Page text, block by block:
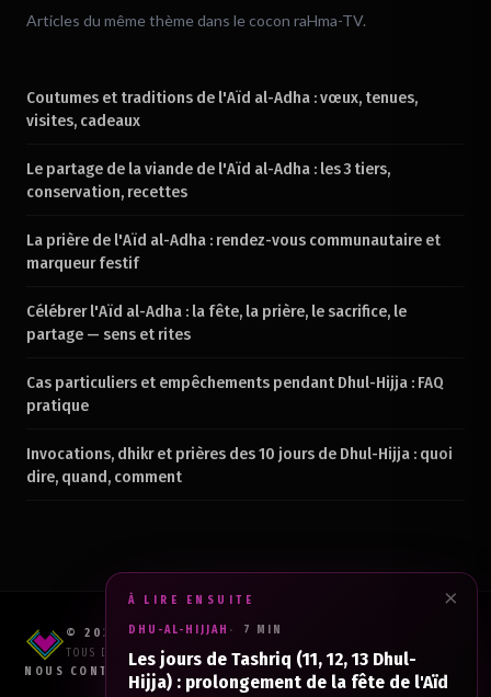
×
À LIRE ENSUITE
DHU-AL-HIJJAH 7 MIN
Les jours de Tashriq (11, 12, 13 Dhul-
Hijja) : prolongement de la fête de l'Aïd
Chargement du verset…
Articles du même thème dans le cocon raHma-TV.
Coutumes et traditions de l'Aïd al-Adha : vœux, tenues,
visites, cadeaux
Le partage de la viande de l'Aïd al-Adha : les 3 tiers,
conservation, recettes
La prière de l'Aïd al-Adha : rendez-vous communautaire et
marqueur festif
Célébrer l'Aïd al-Adha : la fête, la prière, le sacrifice, le
partage — sens et rites
Cas particuliers et empêchements pendant Dhul-Hijja : FAQ
pratique
Invocations, dhikr et prières des 10 jours de Dhul-Hijja : quoi
dire, quand, comment
© 2026 RAHMA PROD
TOUS DROITS RÉSERVÉS.
NOUS CONTACTER